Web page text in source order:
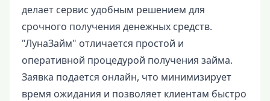
делает сервис удобным решением для
срочного получения денежных средств.
"ЛунаЗайм" отличается простой и
оперативной процедурой получения займа.
Заявка подается онлайн, что минимизирует
время ожидания и позволяет клиентам быстро